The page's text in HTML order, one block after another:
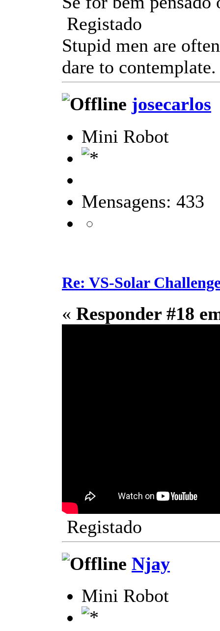
Registado
Stupid men are
dare to contemplate.
josecarlos
Mini Robot
Mensagens: 433
Re: VS-Solar
« Responder #18
Registado
Njay
Mini Robot